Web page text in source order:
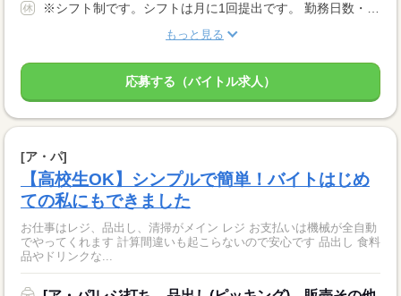
※シフト制です。シフトは月に1回提出です。 勤務日数・曜日等お気軽にご相談下さい★☆★
もっと見る
応募する（バイトル求人）
[ア・パ]
【高校生OK】シンプルで簡単！バイトはじめ
ての私にもできました
お仕事はレジ、品出し、清掃がメイン レジ お支払いは機械が全自動
でやってくれます 計算間違いも起こらないので安心です 品出し 食料
品やドリンクな...